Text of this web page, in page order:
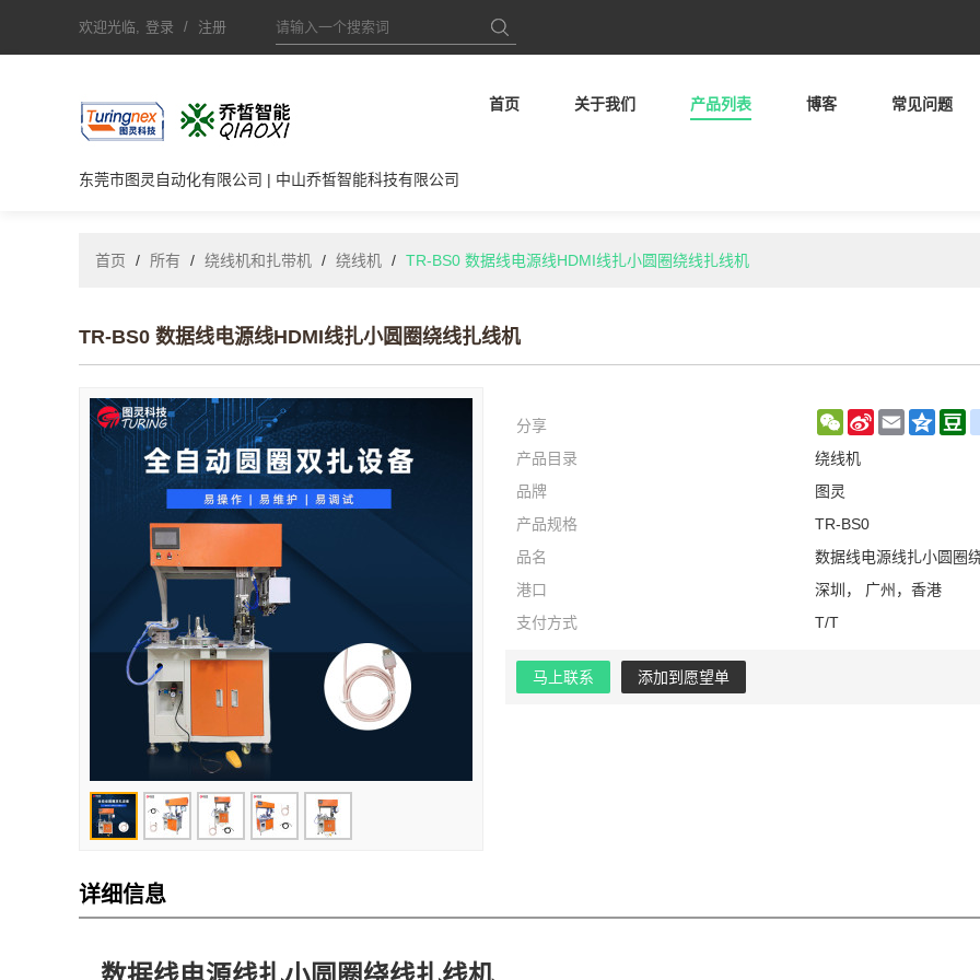
欢迎光临, 登录 / 注册
东莞市图灵自动化有限公司 | 中山乔皙智能科技有限公司
首页 关于我们 产品列表 博客 常见问题
首页 / 所有 / 绕线机和扎带机 / 绕线机 / TR-BS0 数据线电源线HDMI线扎小圆圈绕线扎线机
TR-BS0 数据线电源线HDMI线扎小圆圈绕线扎线机
分享 WeChat
Sina Email Qzone
产品目录
绕线机
品牌
图灵
产品规格
TR-BS0
品名
数据线电源线扎小圆圈
港口
深圳， 广州，香港
支付方式
T/T
马上联系 添加到愿望单
详细信息